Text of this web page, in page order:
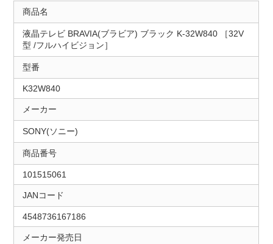
商品名
液晶テレビ BRAVIA(ブラビア) ブラック K-32W840 ［32V
型 /フルハイビジョン］
型番
K32W840
メーカー
SONY(ソニー)
商品番号
101515061
JANコード
4548736167186
メーカー発売日